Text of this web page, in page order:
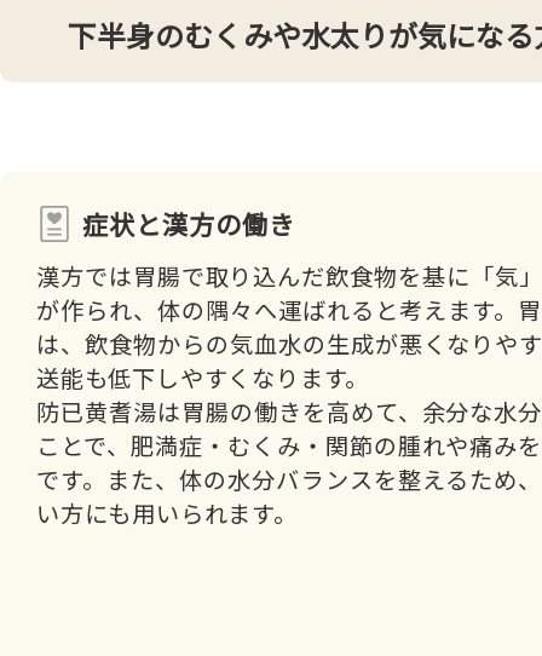
下半身のむくみや水太りが気にな
症状と漢方の働き
漢方では胃腸で取り込んだ飲食物を基に「気
が作られ、体の隅々へ運ばれると考えます。
は、飲食物からの気血水の生成が悪くなりや
送能も低下しやすくなります。
防已黄耆湯は胃腸の働きを高めて、余分な水
ことで、肥満症・むくみ・関節の腫れや痛み
です。また、体の水分バランスを整えるため
い方にも用いられます。